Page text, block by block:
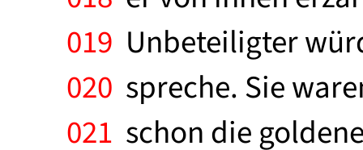
019 Unbeteiligter
020 spreche. Sie
021 schon die